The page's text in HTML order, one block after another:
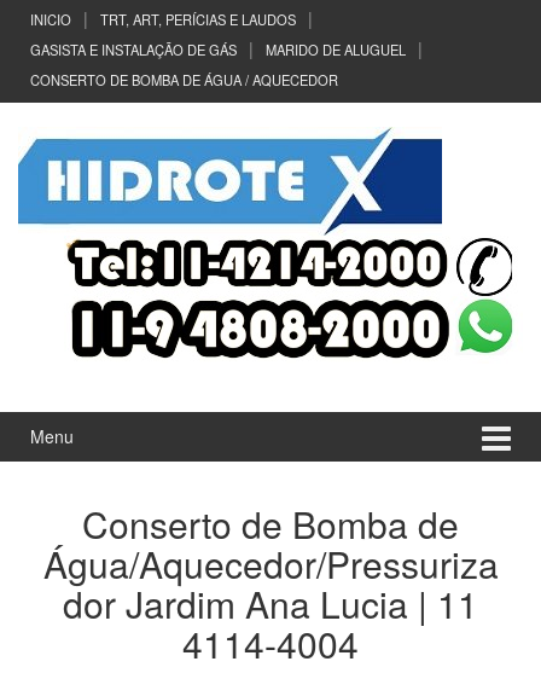
Conteúdo
Pular
menu
principal
INICIO
TRT, ART, PERÍCIAS E LAUDOS
GASISTA E INSTALAÇÃO DE GÁS
MARIDO DE ALUGUEL
CONSERTO DE BOMBA DE ÁGUA / AQUECEDOR
Menu
Conserto de Bomba de
Água/Aquecedor/Pressuriza
dor Jardim Ana Lucia | 11
4114-4004